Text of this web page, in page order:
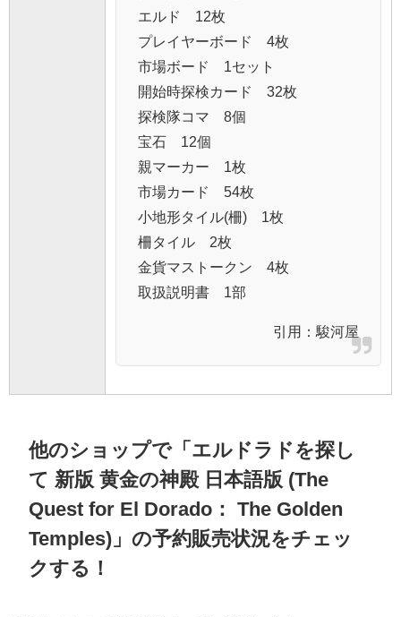
エルド 12枚
プレイヤーボード 4枚
市場ボード 1セット
開始時探検カード 32枚
探検隊コマ 8個
宝石 12個
親マーカー 1枚
市場カード 54枚
小地形タイル(柵) 1枚
柵タイル 2枚
金貨マストークン 4枚
取扱説明書 1部
引用： 駿河屋
他のショップで「エルドラドを探し
て 新版 黄金の神殿 日本語版 (The
Quest for El Dorado： The Golden
Temples)」の予約販売状況をチェッ
クする！